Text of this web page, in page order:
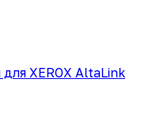
XEROX AltaLink